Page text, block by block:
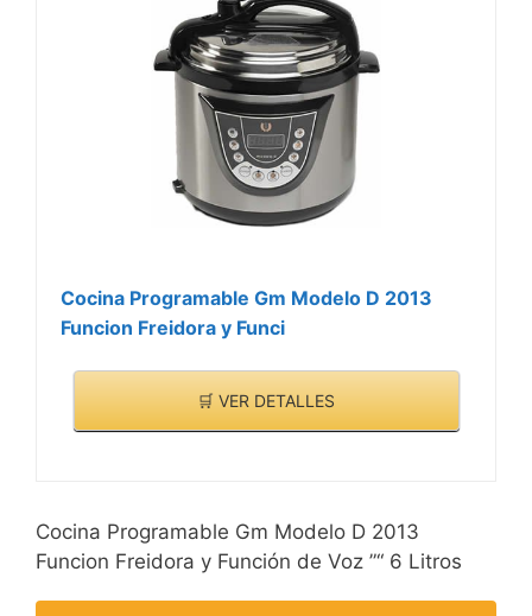
Cocina Programable Gm Modelo D 2013
Funcion Freidora y Funci
🛒 VER DETALLES
Cocina Programable Gm Modelo D 2013
Funcion Freidora y Función de Voz ”“ 6 Litros